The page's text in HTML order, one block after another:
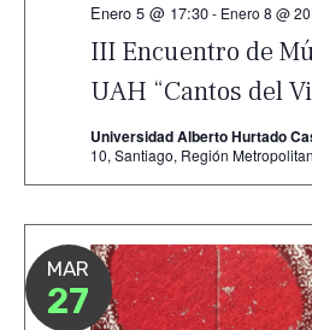
III Encuentro de
UAH “Cantos del
Enero 5 @ 17:30- Enero 8 @
Universidad Alberto Hurtado
10, Santiago, Región
MAR
27